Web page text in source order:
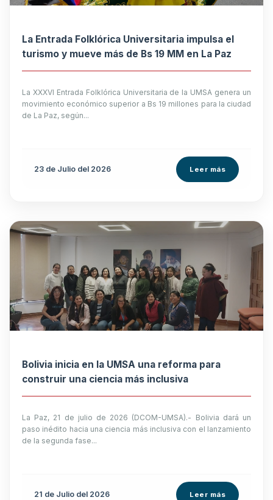
La Entrada Folklórica Universitaria impulsa el
turismo y mueve más de Bs 19 MM en La Paz
La XXXVI Entrada Folklórica Universitaria de la UMSA genera un
movimiento económico superior a Bs 19 millones para la ciudad
de La Paz, según...
23 de Julio del 2026 Leer más
Bolivia inicia en la UMSA una reforma para
construir una ciencia más inclusiva
La Paz, 21 de julio de 2026 (DCOM-UMSA).- Bolivia dará un
paso inédito hacia una ciencia más inclusiva con el lanzamiento
de la segunda fase...
21 de Julio del 2026 Leer más